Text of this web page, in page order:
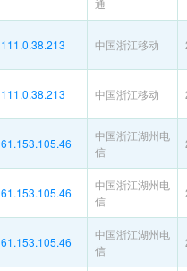
通
111.0.38.213 中国浙江移动
111.0.38.213 中国浙江移动
61.153.105.46
中国浙江湖州电
信
61.153.105.46
中国浙江湖州电
信
61.153.105.46
中国浙江湖州电
信